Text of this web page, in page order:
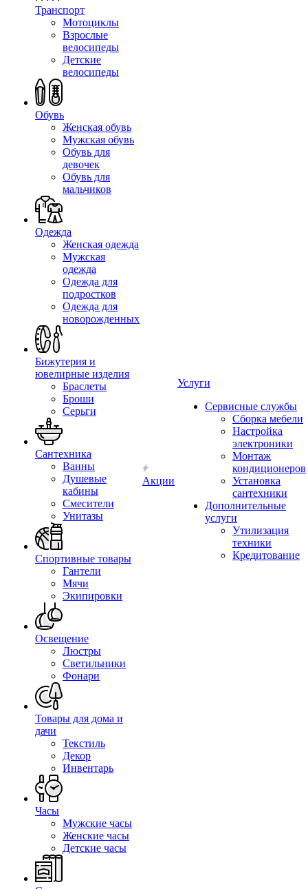
Транспорт
Мотоциклы
Взрослые
велосипеды
Детские
велосипеды
Обувь
Женская обувь
Мужская обувь
Обувь для
девочек
Обувь для
мальчиков
Одежда
Женская одежда
Мужская
одежда
Одежда для
подростков
Одежда для
новорожденных
Бижутерия и
ювелирные изделия
Браслеты
Броши
Серьги
Сантехника
Ванны
Душевые
кабины
Смесители
Унитазы
Спортивные товары
Гантели
Мячи
Экипировки
Освещение
Люстры
Светильники
Фонари
Товары для дома и
дачи
Текстиль
Декор
Инвентарь
Часы
Мужские часы
Женские часы
Детские часы
Акции
Услуги
Сервисные службы
Сборка мебели
Настройка
электроники
Монтаж
кондиционеров
Установка
сантехники
Дополнительные
услуги
Утилизация
техники
Кредитование